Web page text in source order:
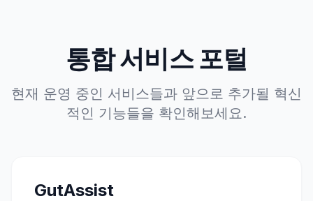
통합 서비스 포털
현재 운영 중인 서비스들과 앞으로 추가될 혁신
적인 기능들을 확인해보세요.
GutAssist